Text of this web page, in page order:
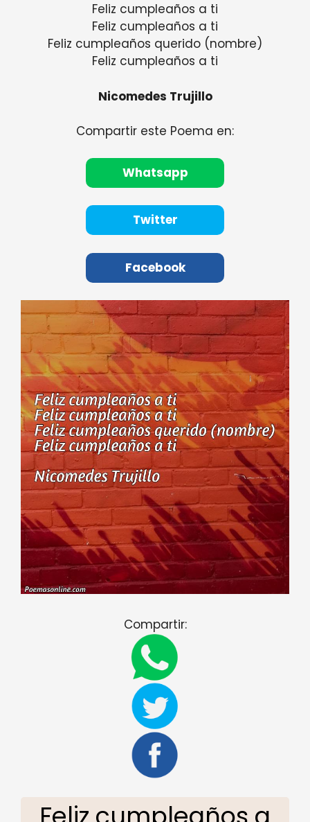
Feliz cumpleaños a ti
Feliz cumpleaños a ti
Feliz cumpleaños querido (nombre)
Feliz cumpleaños a ti
Nicomedes Trujillo
Compartir este Poema en:
Whatsapp
Twitter
Facebook
Compartir: